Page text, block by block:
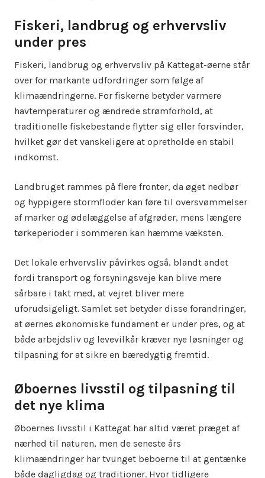
Fiskeri, landbrug og erhvervsliv
under pres
Fiskeri, landbrug og erhvervsliv på Kattegat-øerne står
over for markante udfordringer som følge af
klimaændringerne. For fiskerne betyder varmere
havtemperaturer og ændrede strømforhold, at
traditionelle fiskebestande flytter sig eller forsvinder,
hvilket gør det vanskeligere at opretholde en stabil
indkomst.
Landbruget rammes på flere fronter, da øget nedbør
og hyppigere stormfloder kan føre til oversvømmelser
af marker og ødelæggelse af afgrøder, mens længere
tørkeperioder i sommeren kan hæmme væksten.
Det lokale erhvervsliv påvirkes også, blandt andet
fordi transport og forsyningsveje kan blive mere
sårbare i takt med, at vejret bliver mere
uforudsigeligt. Samlet set betyder disse forandringer,
at øernes økonomiske fundament er under pres, og at
både arbejdsliv og levevilkår kræver nye løsninger og
tilpasning for at sikre en bæredygtig fremtid.
Øboernes livsstil og tilpasning til
det nye klima
Øboernes livsstil i Kattegat har altid været præget af
nærhed til naturen, men de seneste års
klimaændringer har tvunget beboerne til at gentænke
både dagligdag og traditioner. Hvor tidligere